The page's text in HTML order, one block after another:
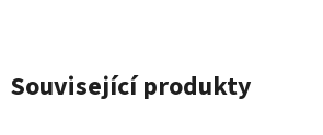
Související produkty